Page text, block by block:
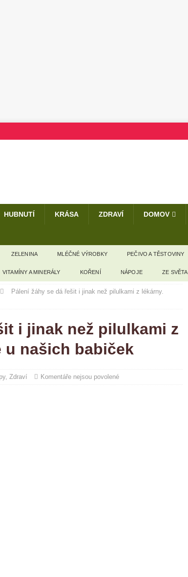
HUBNUTÍ KRÁSA ZDRAVÍ DOMOV
ZELENINA MLÉČNÉ VÝROBKY PEČIVO A TĚSTOVINY
VITAMÍNY A MINERÁLY KOŘENÍ NÁPOJE ZE SVĚTA
Pálení žáhy se dá řešit i jinak než pilulkami z lékárny.
i jinak než pilulkami z
u našich babiček
, Zdraví Komentáře nejsou povolené